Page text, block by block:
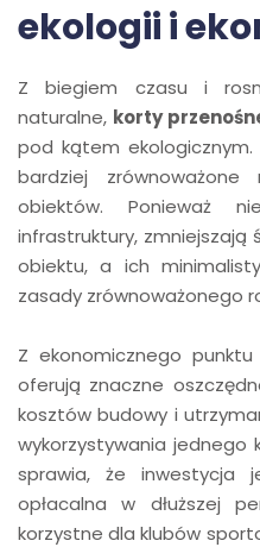
ekologii i
Z biegiem czasu i
naturalne, korty
pod kątem
bardziej
obiektów. Ponieważ
infrastruktury, zmniejszają
obiektu, a ich
zasady zrównoważonego
Z ekonomicznego punktu
oferują znaczne
kosztów budowy i
wykorzystywania jednego
sprawia, że inwestycja
opłacalna w dłuższej
korzystne dla klubów